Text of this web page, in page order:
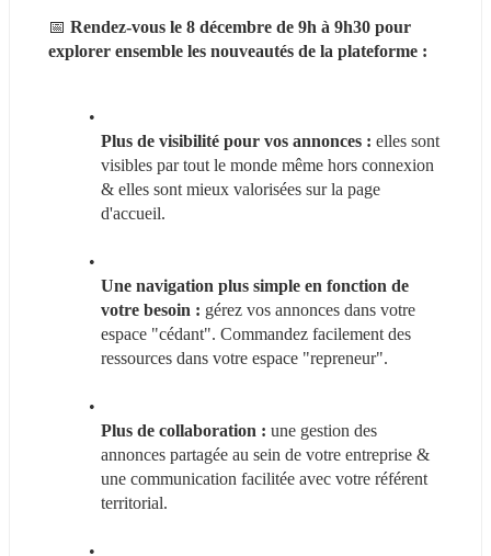
📅 Rendez-vous le 8 décembre de 9h à 9h30 pour
explorer ensemble les nouveautés de la plateforme :
Plus de visibilité pour vos annonces : elles sont
visibles par tout le monde même hors connexion
& elles sont mieux valorisées sur la page
d'accueil.
Une navigation plus simple en fonction de
votre besoin : gérez vos annonces dans votre
espace "cédant". Commandez facilement des
ressources dans votre espace "repreneur".
Plus de collaboration : une gestion des
annonces partagée au sein de votre entreprise &
une communication facilitée avec votre référent
territorial.